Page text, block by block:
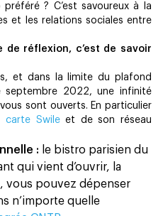
? C’est savoureux à la
et les relations sociales entre
de réflexion, c’est de savoir
et dans la limite du plafond
2022, une infinité
sont ouverts. En particulier
carte Swileet de son réseau
: le bistro parisien du
qui vient d’ouvrir, la
vous pouvez dépenser
n’importe quelle